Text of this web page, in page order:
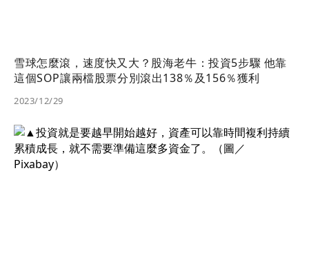
雪球怎麼滾，速度快又大？股海老牛：投資5步驟 他靠
這個SOP讓兩檔股票分別滾出138％及156％獲利
2023/12/29